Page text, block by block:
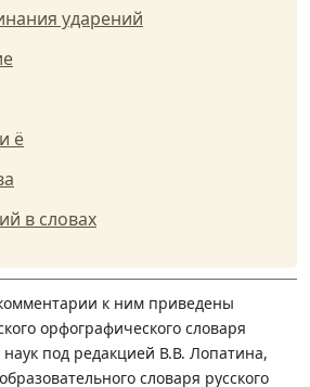
ударений
ё
в словах
к ним приведены
орфографического словаря
под редакцией В.В. Лопатина,
словаря русского